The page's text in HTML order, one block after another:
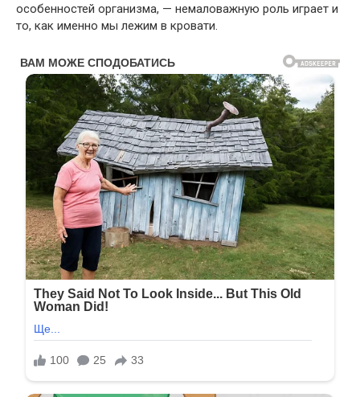
особенностей организма, — немаловажную роль играет и
то, как именно мы лежим в кровати.